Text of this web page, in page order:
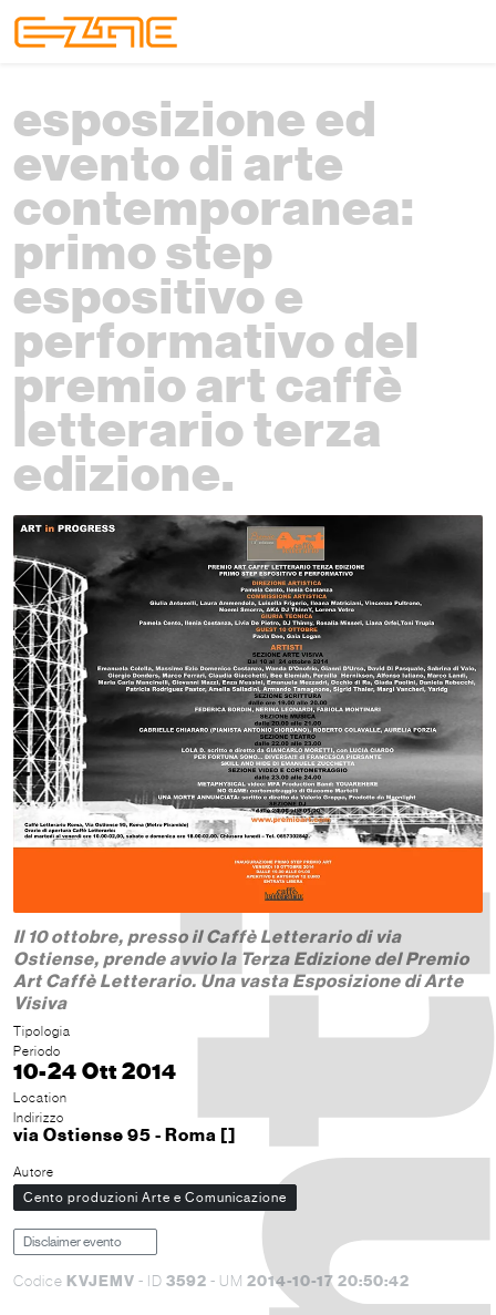
esposizione ed
evento di arte
contemporanea:
primo step
espositivo e
performativo del
premio art caffè
letterario terza
edizione.
Il 10 ottobre, presso il Caffè Letterario di via
Ostiense, prende avvio la Terza Edizione del Premio
Art Caffè Letterario. Una vasta Esposizione di Arte
Visiva
Tipologia
Periodo
10-24 Ott 2014
Location
Indirizzo
via Ostiense 95 - Roma []
Autore
Cento produzioni Arte e Comunicazione
Disclaimer evento
Codice KVJEMV - ID 3592 - UM 2014-10-17 20:50:42